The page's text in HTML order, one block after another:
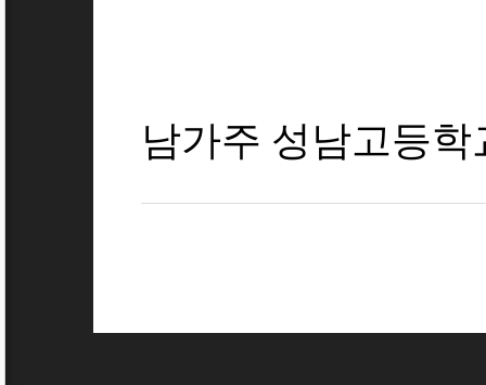
남가주 성남고등